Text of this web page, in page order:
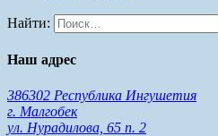
Найти:
Наш адрес
386302 Республика Ингушетия
г. Малгобек
ул. Нурадилова, 65 п. 2